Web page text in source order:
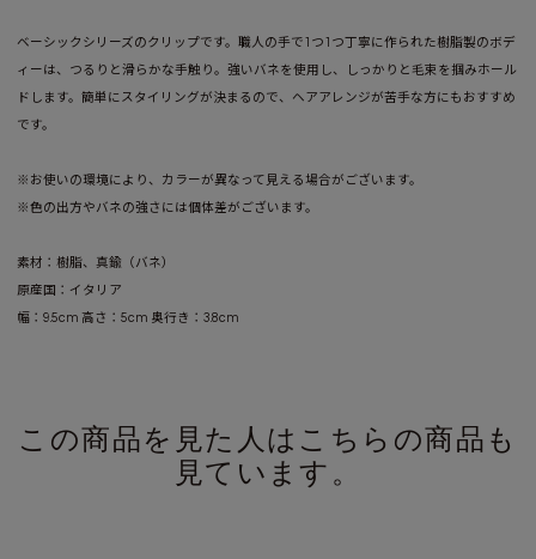
ベーシックシリーズのクリップです。職人の手で1つ1つ丁寧に作られた樹脂製のボデ
ィーは、つるりと滑らかな手触り。強いバネを使用し、しっかりと毛束を掴みホール
ドします。簡単にスタイリングが決まるので、ヘアアレンジが苦手な方にもおすすめ
です。
※お使いの環境により、カラーが異なって見える場合がございます。
※色の出方やバネの強さには個体差がございます。
素材：樹脂、真鍮（バネ）
原産国：イタリア
幅：9.5cm 高さ：5cm 奥行き：3.8cm
この商品を見た人はこちらの商品も
見ています。